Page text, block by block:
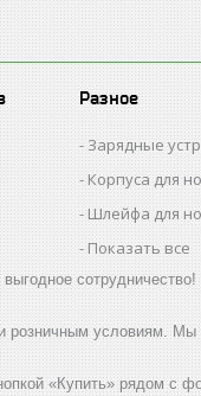
Разное
Зарядные
Корпуса для
Шлейфа для
Показать все
розничным условиям. Мы
«Купить» рядом с